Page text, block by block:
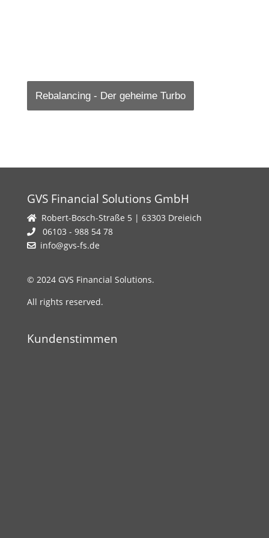
Rebalancing - Der geheime Turbo
Kryptomarkt - Geltende
Rahmenbedingungen
Cat-Bonds: renditestark & korrelationsarm
Asienkrise - Tiger im Wasser
Wertpapierkredite auf Rekordhoch – Crash
bald?
Dividenden - Einkommen sichern?
Schwarzer Montag – rätselhaftester
Börsencrash
GVS Financial Solutions GmbH
Robert-Bosch-Straße 5 | 63303 Dreieich
06103 - 988 54 78
info@gvs-fs.de
© 2024 GVS Financial Solutions.
All rights reserved.
Kundenstimmen